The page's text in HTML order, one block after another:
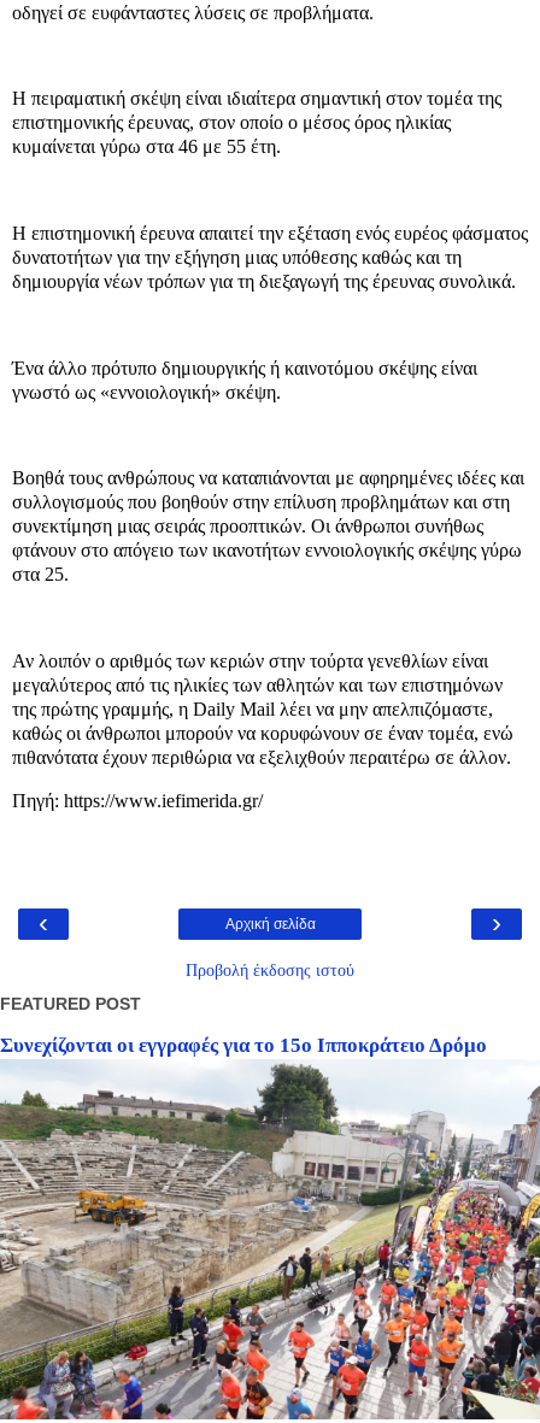
οδηγεί σε ευφάνταστες λύσεις σε προβλήματα.
Η πειραματική σκέψη είναι ιδιαίτερα σημαντική στον τομέα της
επιστημονικής έρευνας, στον οποίο ο μέσος όρος ηλικίας
κυμαίνεται γύρω στα 46 με 55 έτη.
Η επιστημονική έρευνα απαιτεί την εξέταση ενός ευρέος φάσματος
δυνατοτήτων για την εξήγηση μιας υπόθεσης καθώς και τη
δημιουργία νέων τρόπων για τη διεξαγωγή της έρευνας συνολικά.
Ένα άλλο πρότυπο δημιουργικής ή καινοτόμου σκέψης είναι
γνωστό ως «εννοιολογική» σκέψη.
Βοηθά τους ανθρώπους να καταπιάνονται με αφηρημένες ιδέες και
συλλογισμούς που βοηθούν στην επίλυση προβλημάτων και στη
συνεκτίμηση μιας σειράς προοπτικών. Οι άνθρωποι συνήθως
φτάνουν στο απόγειο των ικανοτήτων εννοιολογικής σκέψης γύρω
στα 25.
Αν λοιπόν ο αριθμός των κεριών στην τούρτα γενεθλίων είναι
μεγαλύτερος από τις ηλικίες των αθλητών και των επιστημόνων
της πρώτης γραμμής, η Daily Μail λέει να μην απελπιζόμαστε,
καθώς οι άνθρωποι μπορούν να κορυφώνουν σε έναν τομέα, ενώ
πιθανότατα έχουν περιθώρια να εξελιχθούν περαιτέρω σε άλλον.
Πηγή: https://www.iefimerida.gr/
‹ ›
Αρχική σελίδα
Προβολή έκδοσης ιστού
FEATURED POST
Συνεχίζονται οι εγγραφές για το 15ο Ιπποκράτειο Δρόμο